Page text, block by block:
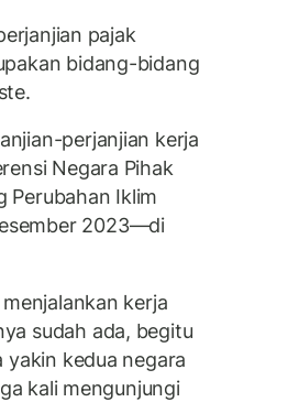
pajak
bidang-bidang
perjanjian kerja
Negara Pihak
Perubahan Iklim
2023—di
kerja
sudah ada, begitu
yakin kedua negara
kali mengunjungi